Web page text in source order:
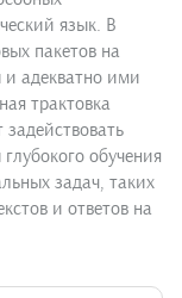
язык. В
пакетов на
и адекватно ими
трактовка
обучения
задач, таких
и ответов на